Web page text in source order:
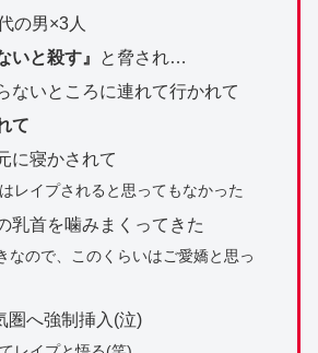
の男×3人
いと殺す』
と脅され…
ないところに連れて行かれて
て
に寝かされて
レイプされると思ってもなかった
乳首を噛みまくってきた
なので、このくらいはご愛嬌と思っ
へ強制挿入(泣)